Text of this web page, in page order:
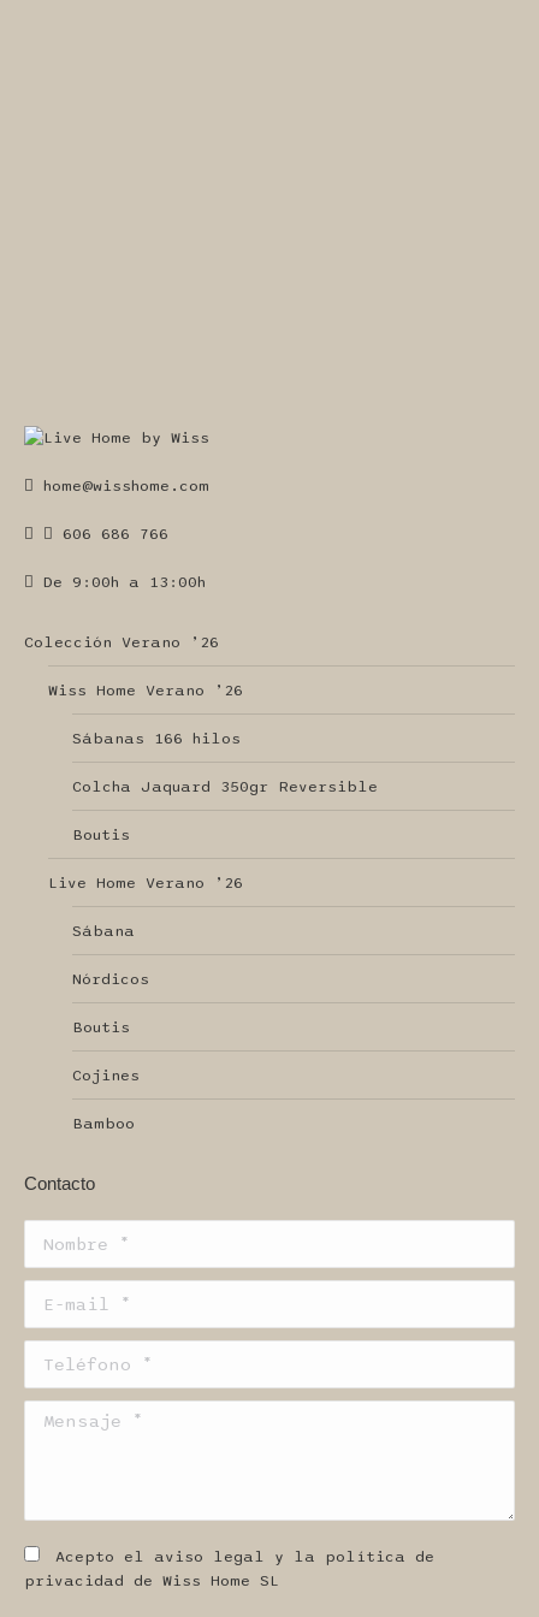
home@wisshome.com
606 686 766
De 9:00h a 13:00h
Colección Verano ’26
Wiss Home Verano ’26
Sábanas 166 hilos
Colcha Jaquard 350gr Reversible
Boutis
Live Home Verano ’26
Sábana
Nórdicos
Boutis
Cojines
Bamboo
Contacto
Mensaje *
Acepto el aviso legal y la política de
privacidad de Wiss Home SL